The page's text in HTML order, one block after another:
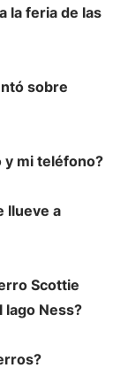
la feria de las
sobre
y mi teléfono?
llueve a
Scottie
lago Ness?